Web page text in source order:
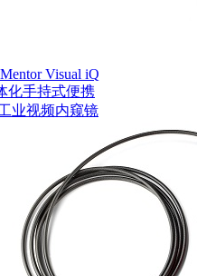
Visual iQ
化手持式便携
业视频内窥镜